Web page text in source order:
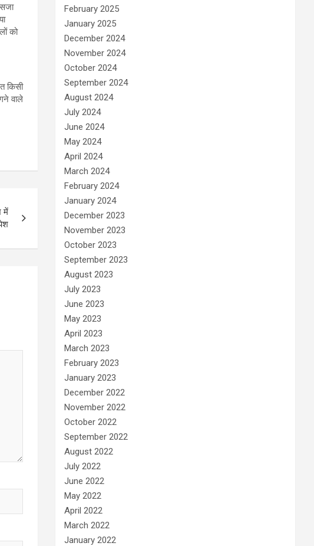
को
किसी
वाले
में
February 2025
January 2025
December 2024
November 2024
October 2024
September 2024
August 2024
July 2024
June 2024
May 2024
April 2024
March 2024
February 2024
January 2024
December 2023
November 2023
October 2023
September 2023
August 2023
July 2023
June 2023
May 2023
April 2023
March 2023
February 2023
January 2023
December 2022
November 2022
October 2022
September 2022
August 2022
July 2022
June 2022
May 2022
April 2022
March 2022
January 2022